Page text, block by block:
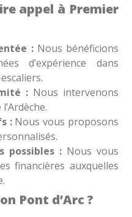
appel à Premier
:Nous bénéficions
d’expérience dans
:Nous intervenons
:Nous vous proposons
possibles :Nous vous
financières auxquelles
Pont d’Arc ?